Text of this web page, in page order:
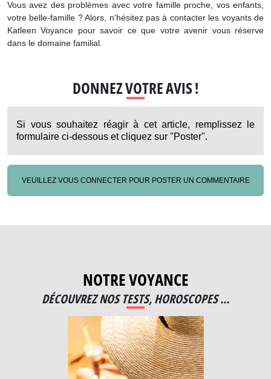
Vous avez des problèmes avec votre famille proche, vos enfants,
votre belle-famille ? Alors, n'hésitez pas à contacter les voyants de
Katleen Voyance pour savoir ce que votre avenir vous réserve
dans le domaine familial.
DONNEZ VOTRE AVIS !
Si vous souhaitez réagir à cet article, remplissez le
formulaire ci-dessous et cliquez sur "Poster".
VEUILLEZ VOUS CONNECTER POUR POSTER UN COMMENTAIRE
NOTRE VOYANCE
DÉCOUVREZ NOS TESTS, HOROSCOPES ...